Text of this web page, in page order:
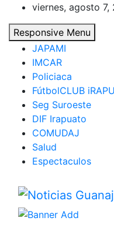
content
viernes, agosto 7,
Responsive Menu
JAPAMI
IMCAR
Policiaca
FútbolCLUB
Seg Suroeste
DIF Irapuato
COMUDAJ
Salud
Espectaculos
Noticias